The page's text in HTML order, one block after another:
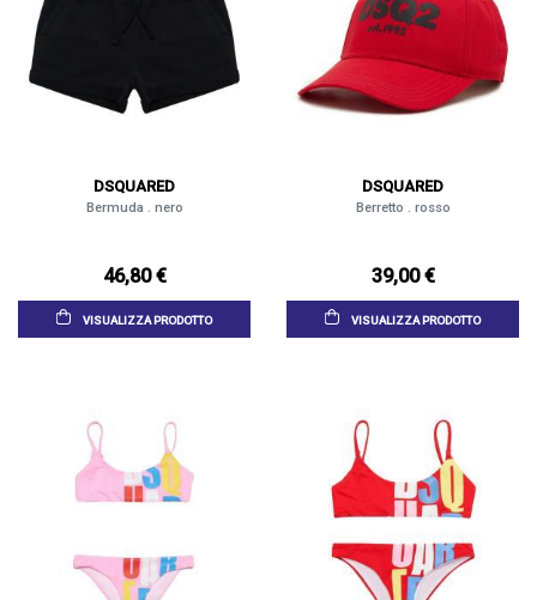
DSQUARED
Bermuda . nero
46,80 €
VISUALIZZA PRODOTTO
DSQUARED
Berretto . rosso
39,00 €
VISUALIZZA PRODOTTO